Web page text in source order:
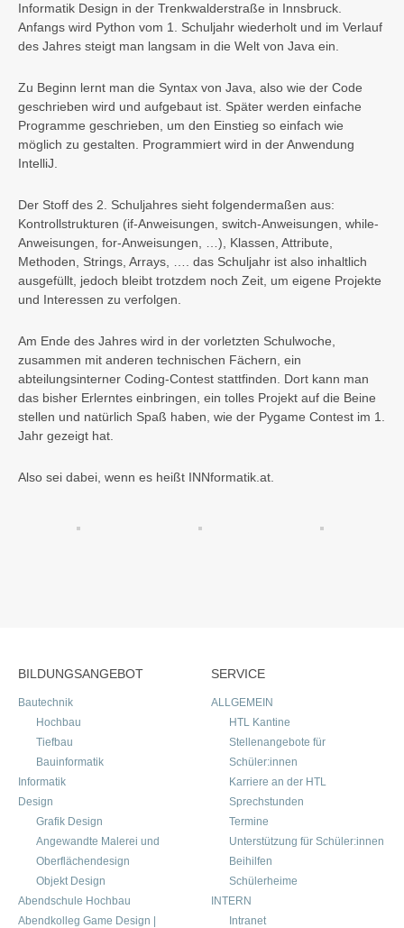
Informatik Design in der Trenkwalderstraße in Innsbruck.
Anfangs wird Python vom 1. Schuljahr wiederholt und im Verlauf
des Jahres steigt man langsam in die Welt von Java ein.
Zu Beginn lernt man die Syntax von Java, also wie der Code
geschrieben wird und aufgebaut ist. Später werden einfache
Programme geschrieben, um den Einstieg so einfach wie
möglich zu gestalten. Programmiert wird in der Anwendung
IntelliJ.
Der Stoff des 2. Schuljahres sieht folgendermaßen aus:
Kontrollstrukturen (if-Anweisungen, switch-Anweisungen, while-
Anweisungen, for-Anweisungen, …), Klassen, Attribute,
Methoden, Strings, Arrays, …. das Schuljahr ist also inhaltlich
ausgefüllt, jedoch bleibt trotzdem noch Zeit, um eigene Projekte
und Interessen zu verfolgen.
Am Ende des Jahres wird in der vorletzten Schulwoche,
zusammen mit anderen technischen Fächern, ein
abteilungsinterner Coding-Contest stattfinden. Dort kann man
das bisher Erlerntes einbringen, ein tolles Projekt auf die Beine
stellen und natürlich Spaß haben, wie der Pygame Contest im 1.
Jahr gezeigt hat.
Also sei dabei, wenn es heißt INNformatik.at.
BILDUNGSANGEBOT
Bautechnik
Hochbau
Tiefbau
Bauinformatik
Informatik
Design
Grafik Design
Angewandte Malerei und
Oberflächendesign
Objekt Design
Abendschule Hochbau
Abendkolleg Game Design |
SERVICE
ALLGEMEIN
HTL Kantine
Stellenangebote für
Schüler:innen
Karriere an der HTL
Sprechstunden
Termine
Unterstützung für Schüler:innen
Beihilfen
Schülerheime
INTERN
Intranet